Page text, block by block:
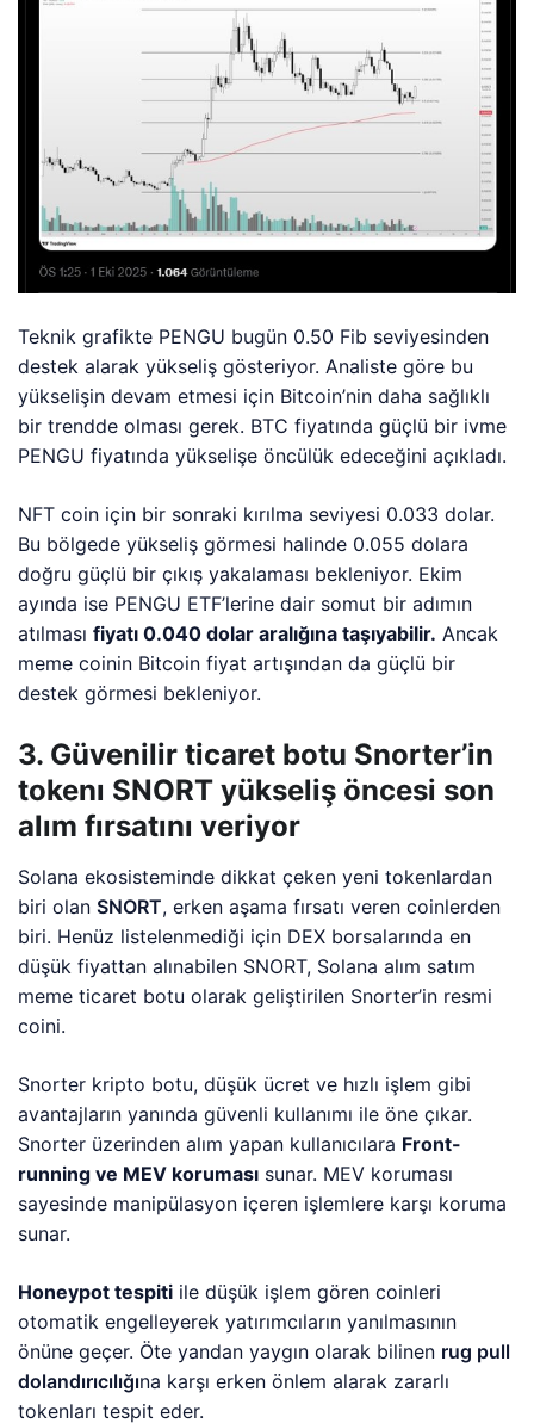
Teknik grafikte PENGU bugün 0.50 Fib seviyesinden
destek alarak yükseliş gösteriyor. Analiste göre bu
yükselişin devam etmesi için Bitcoin’nin daha sağlıklı
bir trendde olması gerek. BTC fiyatında güçlü bir ivme
PENGU fiyatında yükselişe öncülük edeceğini açıkladı.
NFT coin için bir sonraki kırılma seviyesi 0.033 dolar.
Bu bölgede yükseliş görmesi halinde 0.055 dolara
doğru güçlü bir çıkış yakalaması bekleniyor. Ekim
ayında ise PENGU ETF’lerine dair somut bir adımın
atılmasıfiyatı 0.040 dolar aralığına taşıyabilir. Ancak
meme coinin Bitcoin fiyat artışından da güçlü bir
destek görmesi bekleniyor.
3. Güvenilir ticaret botu Snorter’in
tokenı SNORT yükseliş öncesi son
alım fırsatını veriyor
Solana ekosisteminde dikkat çeken yeni tokenlardan
biri olanSNORT, erken aşama fırsatı veren coinlerden
biri. Henüz listelenmediği için DEX borsalarında en
düşük fiyattan alınabilen SNORT, Solana alım satım
meme ticaret botu olarak geliştirilen Snorter’in resmi
coini.
Snorter kripto botu, düşük ücret ve hızlı işlem gibi
avantajların yanında güvenli kullanımı ile öne çıkar.
Snorter üzerinden alım yapan kullanıcılara Front-
running ve MEV koruması sunar. MEV koruması
sayesinde manipülasyon içeren işlemlere karşı koruma
sunar.
Honeypot tespiti ile düşük işlem gören coinleri
otomatik engelleyerek yatırımcıların yanılmasının
önüne geçer. Öte yandan yaygın olarak bilinen rug pull
dolandırıcılığına karşı erken önlem alarak zararlı
tokenları tespit eder.